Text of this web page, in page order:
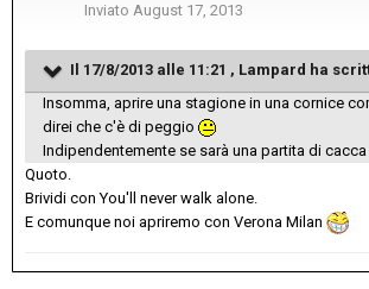
Inviato August 17, 2013
Il 17/8/2013 alle 11:21 , Lampard ha
Insomma, aprire una stagione in una cornice
direi che c'è di peggio
Indipendentemente se sarà una partita di
Quoto.
Brividi con You'll never walk alone.
E comunque noi apriremo con Verona Milan